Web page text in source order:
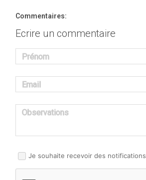
Commentaires:
Ecrire un commentaire
Prénom
Email
Observations
Je souhaite recevoir des notifications